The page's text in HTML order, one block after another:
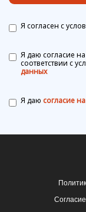
Я согласен с
Я даю согласие
соответствии с
данных
Я даю согласие